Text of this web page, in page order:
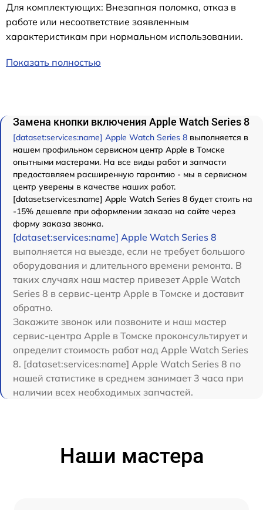
Для комплектующих: Внезапная поломка, отказ в
работе или несоответствие заявленным
характеристикам при нормальном использовании.
Показать полностью
Замена кнопки включения Apple Watch Series 8
[dataset:services:name] Apple Watch Series 8 выполняется в
нашем профильном сервисном центр Apple в Томске
опытными мастерами. На все виды работ и запчасти
предоставляем расширенную гарантию - мы в сервисном
центр уверены в качестве наших работ.
[dataset:services:name] Apple Watch Series 8 будет стоить на
-15% дешевле при оформлении заказа на сайте через
форму заказа звонка.
[dataset:services:name] Apple Watch Series 8
выполняется на выезде, если не требует большого
оборудования и длительного времени ремонта. В
таких случаях наш мастер привезет Apple Watch
Series 8 в сервис-центр Apple в Томске и доставит
обратно.
Закажите звонок или позвоните и наш мастер
сервис-центра Apple в Томске проконсультирует и
определит стоимость работ над Apple Watch Series
8. [dataset:services:name] Apple Watch Series 8 по
нашей статистике в среднем занимает 3 часа при
наличии всех необходимых запчастей.
Наши мастера